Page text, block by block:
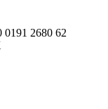
2680 62